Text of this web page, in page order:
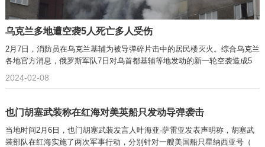
乌克兰多地遭空袭5人死亡多人受伤
2月7日，消防员在乌克兰基辅为被导弹碎片击中的居民楼灭火。综合乌克兰
各地官方消息，俄罗斯军队7日对乌首都基辅等地发动的新一轮空袭造成5
2024-02-08
也门胡塞武装称在红海对美英船只发动导弹袭击
当地时间2月6日，也门胡塞武装发言人叶海亚·萨雷亚发表声明称，胡塞武
装部队在红海实施了两次军事行动，分别针对一艘美国船只星纳西亚号（